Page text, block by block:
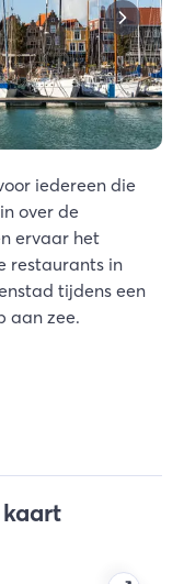
iedereen die
over de
ervaar het
restaurants in
tijdens een
aan zee.